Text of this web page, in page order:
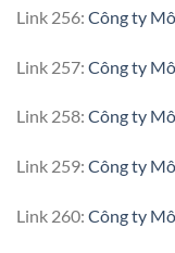
Link 256: Công ty
Link 257: Công ty
Link 258: Công ty
Link 259: Công ty
Link 260: Công ty